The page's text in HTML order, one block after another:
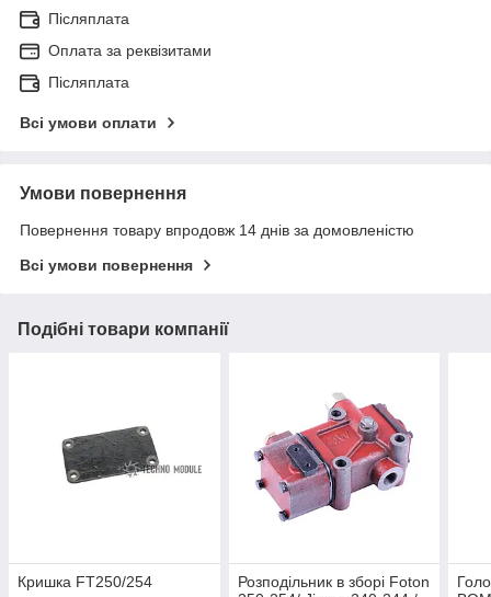
Післяплата
Оплата за реквізитами
Післяплата
Всі умови оплати
Умови повернення
Повернення товару впродовж 14 днів за домовленістю
Всі умови повернення
Подібні товари компанії
Кришка FT250/254
Розподільник в зборі Foton